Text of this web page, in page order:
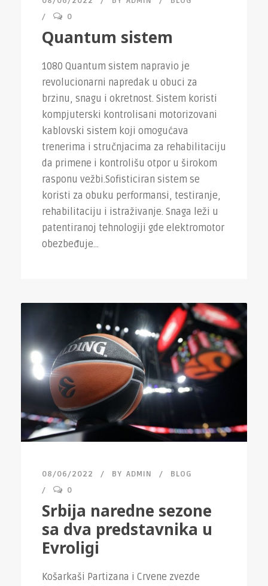
0
Quantum sistem
1080 Quantum sistem napravio je
revolucionarni napredak u obuci za
brzinu, snagu i okretnost. Sistem koristi
kompjuterski kontrolisani motorizovani
kablovski sistem koji omogućava
trenerima i stručnjacima za rehabilitaciju
da primene i kontrolišu otpor u širokom
rasponu vežbi.Sofisticiran sistem se
koristi za obuku performansi, testiranje,
rehabilitaciju i istraživanje. Snaga leži u
patentiranoj tehnologiji gde elektromotor
obezbeđuje...
08/06/2022 BY ADMIN
BLOG
0
Srbija naredne sezone
sa dva predstavnika u
Evroligi
Košarkaši Partizana i Crvene zvezde